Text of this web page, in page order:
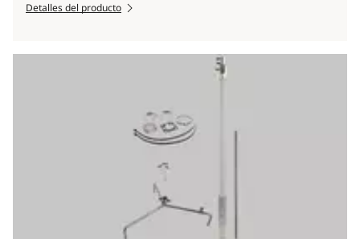
Detalles del producto